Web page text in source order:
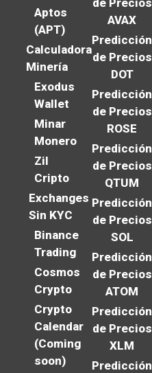
Aptos
(APT)
Calculadora
Minería
Exodus
Wallet
Minar
Monero
Zil
Cripto
Exchanges
Sin KYC
Binance
Trading
Cosmos
Crypto
Crypto
Calendar
(Coming
soon)
AVAX
Predicción
de Precios
DOT
Predicción
de Precios
ROSE
Predicción
de Precios
QTUM
Predicción
de Precios
SOL
Predicción
de Precios
ATOM
Predicción
de Precios
XLM
Predicción